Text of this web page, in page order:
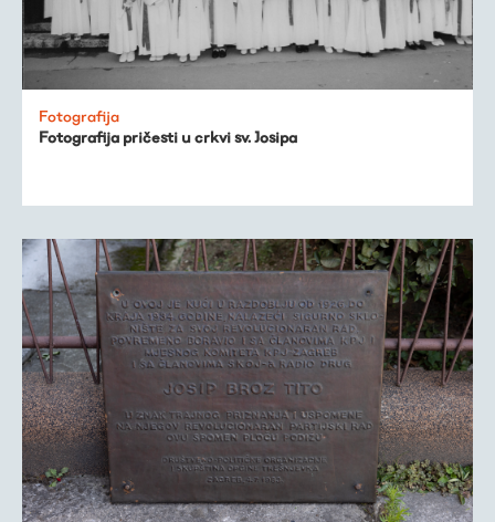
Fotografija
Fotografija pričesti u crkvi sv. Josipa